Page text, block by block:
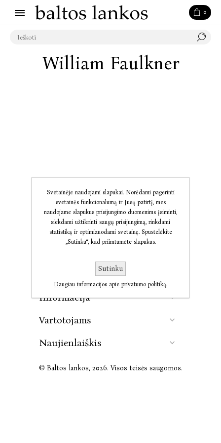
0
William Faulkner
Informacija
Vartotojams
Naujienlaiškis
© Baltos lankos, 2026. Visos teisės saugomos.
Svetainėje naudojami slapukai. Norėdami pagerinti
svetainės funkcionalumą ir Jūsų patirtį, mes
naudojame slapukus prisijungimo duomenims įsiminti,
siekdami užtikrinti saugų prisijungimą, rinkdami
statistiką ir optimizuodami svetainę. Spustelėkite
„Sutinku“, kad priimtumėte slapukus.
Sutinku
Daugiau informacijos apie privatumo politiką.